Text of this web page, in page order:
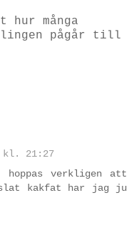
hur många
pågår till
kl. 21:27
verkligen att
kakfat har jag ju